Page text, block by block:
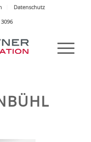
Datenschutz